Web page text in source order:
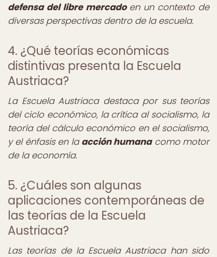
defensa del libre mercadoen un contexto de
diversas perspectivas dentro de la escuela.
4. ¿Qué teorías económicas
distintivas presenta la Escuela
Austriaca?
La Escuela Austriaca destaca por sus teorías
del ciclo económico, la crítica al socialismo, la
teoría del cálculo económico en el socialismo,
y el énfasis en la acción humanacomo motor
de la economía.
5. ¿Cuáles son algunas
aplicaciones contemporáneas de
las teorías de la Escuela
Austriaca?
Las teorías de la Escuela Austriaca han sido